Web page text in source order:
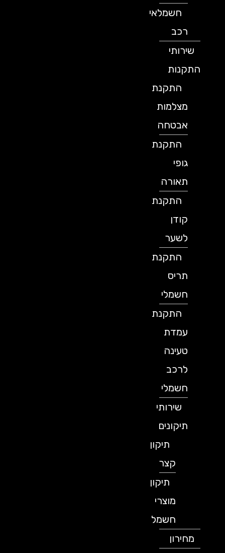
חשמלאי
שירותי
התקנות
התקנת
מצלמות
אבטחה
התקנת
תאורה
התקנת
לשער
התקנת
תריס
חשמלי
התקנת
עמדת
טעינה
לרכב
חשמלי
שירותי
תיקונים
תיקון
תיקון
מוצרי
חשמל
מחירון